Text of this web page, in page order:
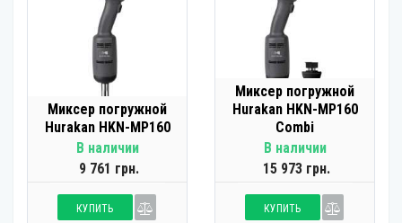
Миксер погружной
Hurakan HKN-MP160
В наличии
9 761 грн.
КУПИТЬ
Миксер погружной
Hurakan HKN-MP160
Combi
В наличии
15 973 грн.
КУПИТЬ